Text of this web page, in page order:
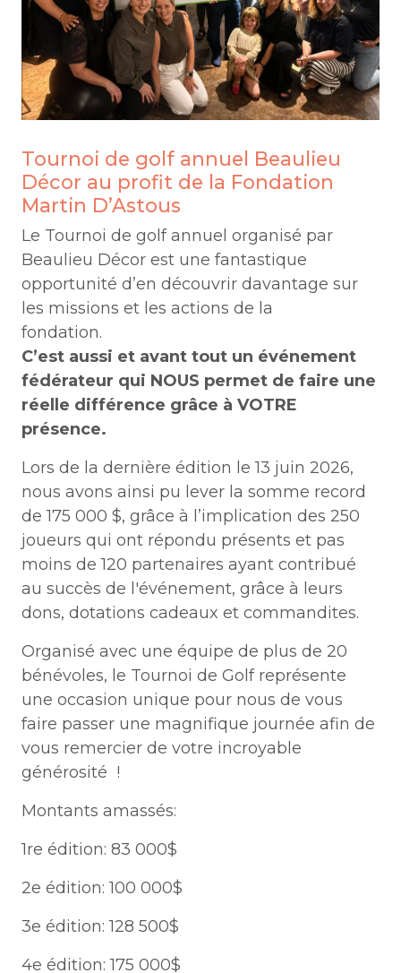
Tournoi de golf annuel Beaulieu
Décor au profit de la Fondation
Martin D’Astous
Le Tournoi de golf annuel organisé par
Beaulieu Décor est une fantastique
opportunité d’en découvrir davantage sur
les missions et les actions de la
fondation.
C’est aussi et avant tout un événement
fédérateur qui NOUS permet de faire une
réelle différence grâce à VOTRE
présence.
Lors de la dernière édition le 13 juin 2026,
nous avons ainsi pu lever la somme record
de 175 000 $, grâce à l’implication des 250
joueurs qui ont répondu présents et pas
moins de 120 partenaires ayant contribué
au succès de l'événement, grâce à leurs
dons, dotations cadeaux et commandites.
Organisé avec une équipe de plus de 20
bénévoles, le Tournoi de Golf représente
une occasion unique pour nous de vous
faire passer une magnifique journée afin de
vous remercier de votre incroyable
générosité !
Montants amassés:
1re édition: 83 000$
2e édition: 100 000$
3e édition: 128 500$
4e édition: 175 000$